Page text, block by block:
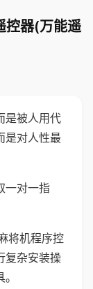
控器(万能遥
是被人用代
是对人性最
一对一指
将机程序控
复杂安装操